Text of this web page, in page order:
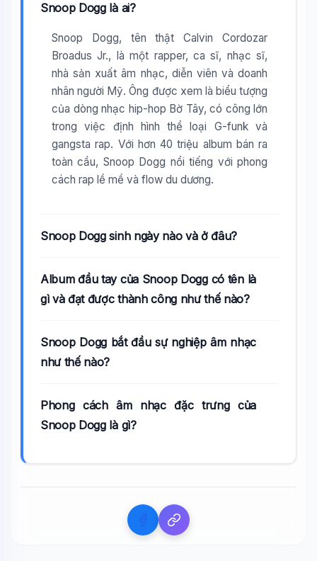
Snoop Dogg là ai?
Snoop Dogg, tên thật Calvin Cordozar
Broadus Jr., là một rapper, ca sĩ, nhạc sĩ,
nhà sản xuất âm nhạc, diễn viên và doanh
nhân người Mỹ. Ông được xem là biểu tượng
của dòng nhạc hip-hop Bờ Tây, có công lớn
trong việc định hình thể loại G-funk và
gangsta rap. Với hơn 40 triệu album bán ra
toàn cầu, Snoop Dogg nổi tiếng với phong
cách rap lề mề và flow du dương.
Snoop Dogg sinh ngày nào và ở đâu?
Album đầu tay của Snoop Dogg có tên là
gì và đạt được thành công như thế nào?
Snoop Dogg bắt đầu sự nghiệp âm nhạc
như thế nào?
Phong cách âm nhạc đặc trưng của
Snoop Dogg là gì?